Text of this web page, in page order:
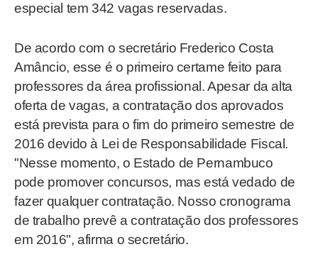
especial tem 342 vagas reservadas.
De acordo com o secretário Frederico Costa
Amâncio, esse é o primeiro certame feito para
professores da área profissional. Apesar da alta
oferta de vagas, a contratação dos aprovados
está prevista para o fim do primeiro semestre de
2016 devido à Lei de Responsabilidade Fiscal.
"Nesse momento, o Estado de Pernambuco
pode promover concursos, mas está vedado de
fazer qualquer contratação. Nosso cronograma
de trabalho prevê a contratação dos professores
em 2016", afirma o secretário.